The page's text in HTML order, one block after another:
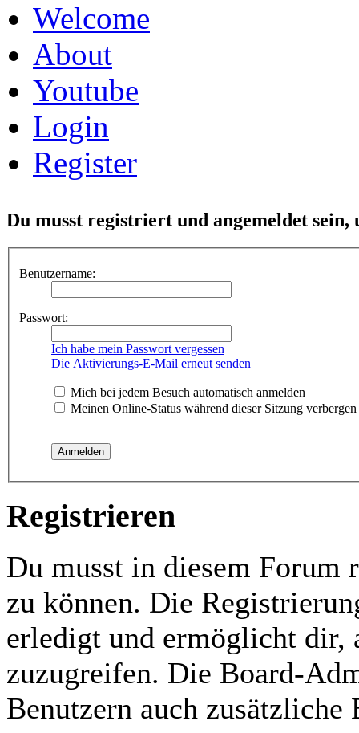
Welcome
About
Youtube
Login
Register
Du musst registriert und angemeldet
Benutzername:
Passwort:
Ich habe mein Passwort vergessen
Die Aktivierungs-E-Mail erneut senden
Mich bei jedem Besuch automatisch anmelden
Meinen Online-Status während dieser Sitzung verbergen
Registrieren
Du musst in diesem Forum
zu können. Die
erledigt und ermöglicht dir,
zuzugreifen. Die Board-
Benutzern auch zusätzliche